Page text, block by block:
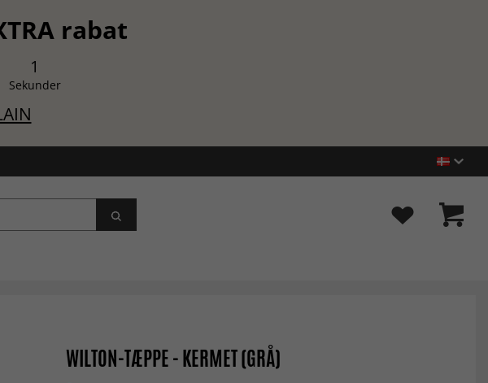
rabat
0
Sekunder
WILTON-TÆPPE - KERMET (GRÅ)